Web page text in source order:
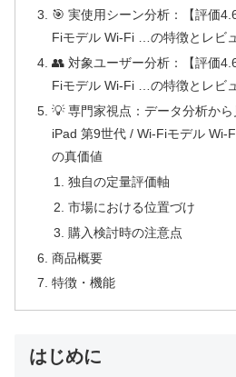
🎯 実使用シーン分析：【評価
Fiモデル Wi-Fi …の特徴とレビ
👥 対象ユーザー分析：【評価
Fiモデル Wi-Fi …の特徴とレビ
💡 専門家視点：データ分析から
iPad 第9世代 / Wi-Fiモデル Wi-
の真価値
独自の定量評価軸
市場における位置づけ
購入検討時の注意点
商品概要
特徴・機能
はじめに